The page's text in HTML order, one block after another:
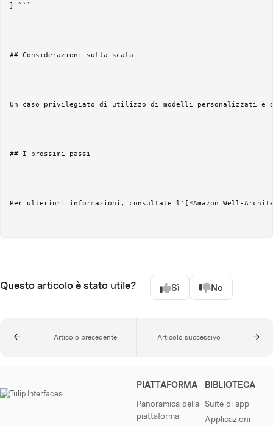
} ```
## Considerazioni sulla scala
Un caso privilegiato di utilizzo di modelli personalizzati è
## I prossimi passi
Per ulteriori informazioni, consultate l'[*Amazon Well-
Questo articolo è stato utile? Sì No
Articolo precedente Articolo successivo
PIATTAFORMA
Panoramica della
piattaforma
BIBLIOTECA
Suite di app
Applicazioni